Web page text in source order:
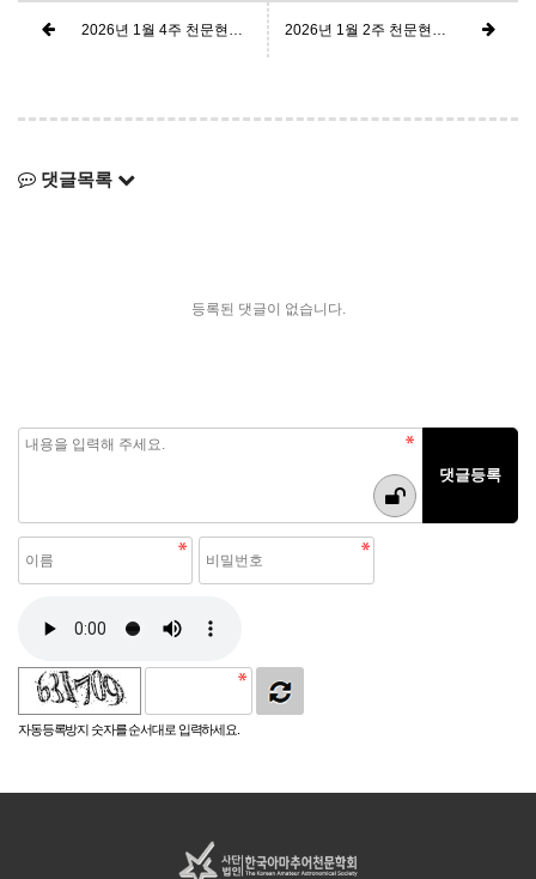
2026년 1월 4주 천문현상 정보 요약 2026년 1월 2주 천문현상 정보 요약
댓글목록
등록된 댓글이 없습니다.
자동등록방지 숫자를 순서대로 입력하세요.